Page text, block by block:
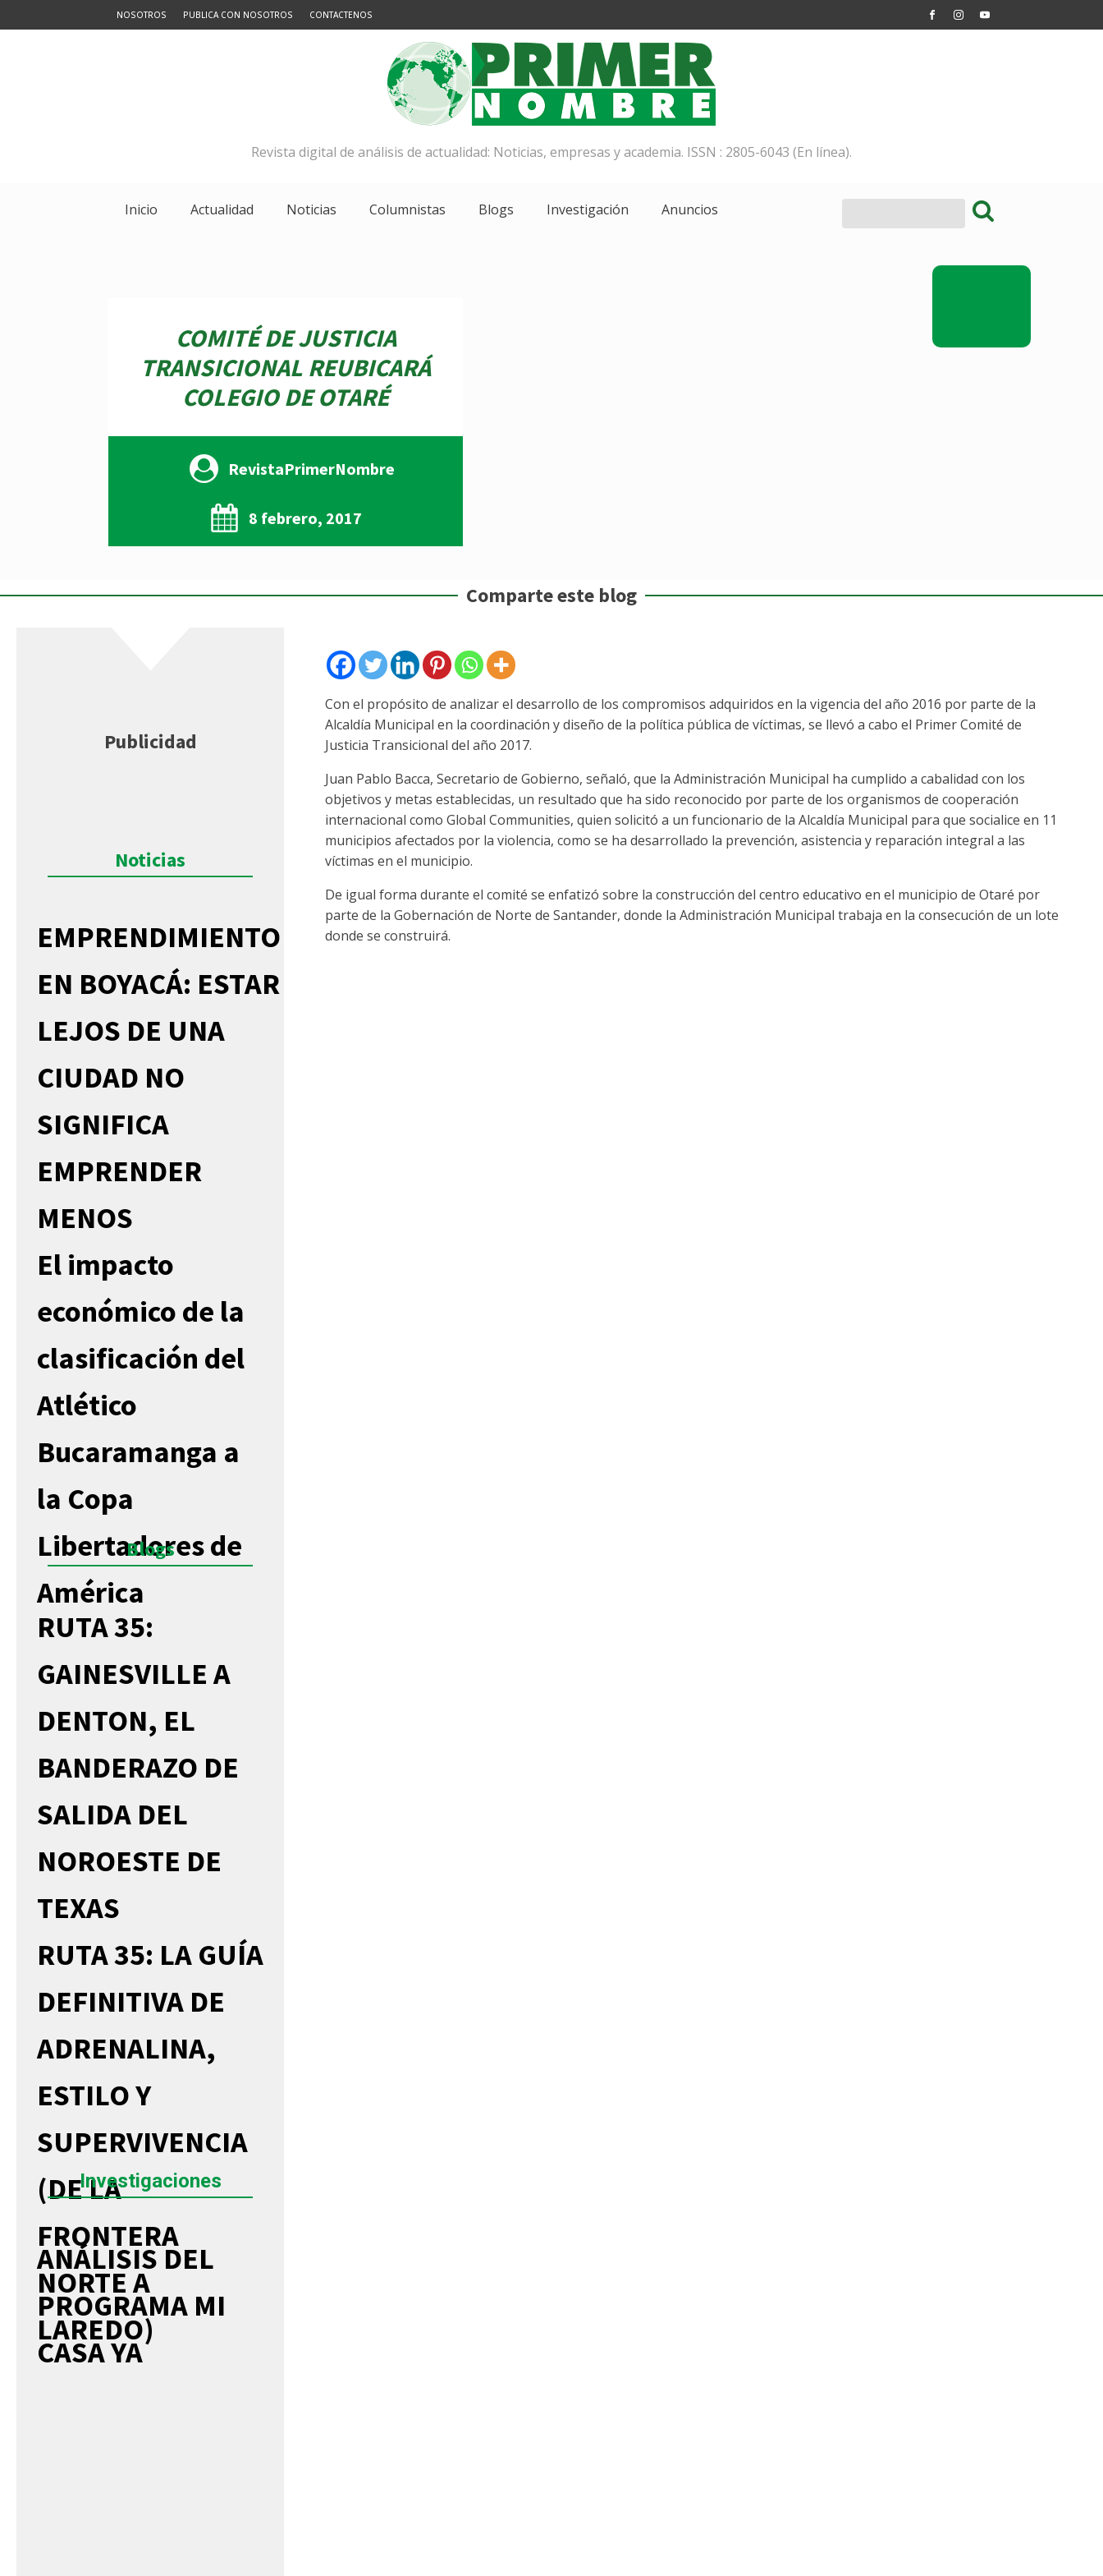
NOSOTROS PUBLICA CON NOSOTROS CONTACTENOS
Revista digital de análisis de actualidad: Noticias, empresas y academia. ISSN : 2805-6043 (En línea).
Inicio Actualidad Noticias Columnistas Blogs Investigación Anuncios
COMITÉ DE JUSTICIA
TRANSICIONAL REUBICARÁ
COLEGIO DE OTARÉ
RevistaPrimerNombre
8 febrero, 2017
Comparte este blog
Publicidad
Noticias
EMPRENDIMIENTO
EN BOYACÁ: ESTAR
LEJOS DE UNA
CIUDAD NO
SIGNIFICA
EMPRENDER
MENOS
El impacto
económico de la
clasificación del
Atlético
Bucaramanga a
la Copa
Libertadores de
América
Blogs
RUTA 35:
GAINESVILLE A
DENTON, EL
BANDERAZO DE
SALIDA DEL
NOROESTE DE
TEXAS
RUTA 35: LA GUÍA
DEFINITIVA DE
ADRENALINA,
ESTILO Y
SUPERVIVENCIA
(DE LA
FRONTERA
NORTE A
LAREDO)
Investigaciones
ANÁLISIS DEL
PROGRAMA MI
CASA YA
Con el propósito de analizar el desarrollo de los compromisos adquiridos en la vigencia del año 2016 por parte de la
Alcaldía Municipal en la coordinación y diseño de la política pública de víctimas, se llevó a cabo el Primer Comité de
Justicia Transicional del año 2017.
Juan Pablo Bacca, Secretario de Gobierno, señaló, que la Administración Municipal ha cumplido a cabalidad con los
objetivos y metas establecidas, un resultado que ha sido reconocido por parte de los organismos de cooperación
internacional como Global Communities, quien solicitó a un funcionario de la Alcaldía Municipal para que socialice en 11
municipios afectados por la violencia, como se ha desarrollado la prevención, asistencia y reparación integral a las
víctimas en el municipio.
De igual forma durante el comité se enfatizó sobre la construcción del centro educativo en el municipio de Otaré por
parte de la Gobernación de Norte de Santander, donde la Administración Municipal trabaja en la consecución de un lote
donde se construirá.